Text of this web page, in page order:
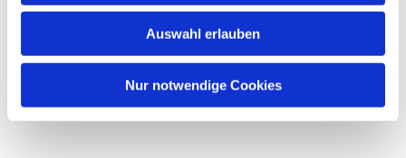
Auswahl erlauben
Nur notwendige Cookies